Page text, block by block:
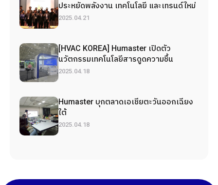
ประหยัดพลังงาน เทคโนโลยี และเทรนด์ใหม่
2025.04.21
[HVAC KOREA] Humaster เปิดตัว
นวัตกรรมเทคโนโลยีสารดูดความชื้น
2025.04.18
Humaster บุกตลาดเอเชียตะวันออกเฉียง
ใต้
2025.04.18